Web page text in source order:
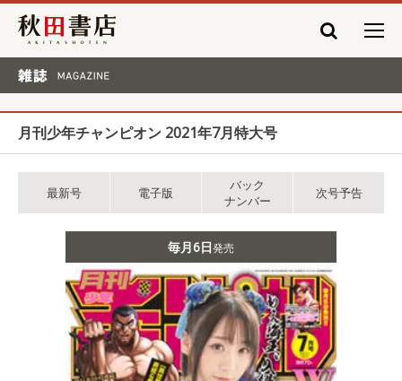
秋田書店
月刊少年チャンピオン 2021年7月特大号
最新号 電子版
バック
ナンバー
次号予告
毎月6日発売